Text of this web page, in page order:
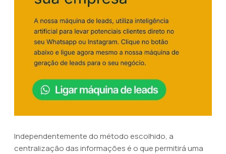
Independentemente do método escolhido, a
centralização das informações é o que permitirá uma